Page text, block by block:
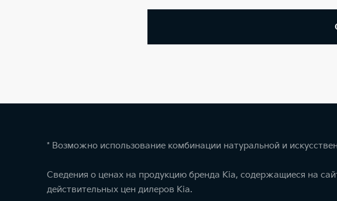
* Возможно использование комбинации натуральной и
Сведения о ценах на продукцию бренда Kia, содержащиеся на
действительных цен дилеров Kia.